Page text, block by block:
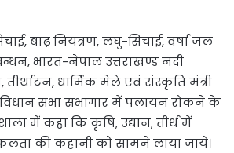
बाढ़ नियंत्रण, लघु-सिंचाई, वर्षा जल
भारत-नेपाल उत्तराखण्ड नदी
तीर्थाटन, धार्मिक मेले एवं संस्कृति मंत्री
सभा सभागार में पलायन रोकने के
में कहा कि कृषि, उद्यान, तीर्थ में
की कहानी को सामने लाया जाये।